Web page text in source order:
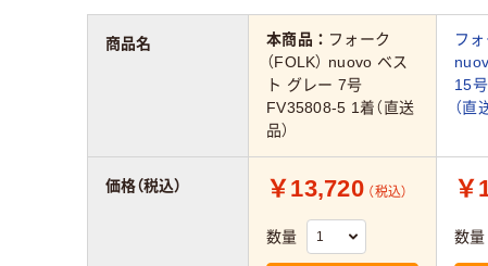
本商品： フォーク
（FOLK） nuovo ベス
ト グレー 7号
FV35808-5 1着（直送
品）
フォ
15
（直
￥13,720 （税込）
数量
￥
数量
商品名
価格（税込）